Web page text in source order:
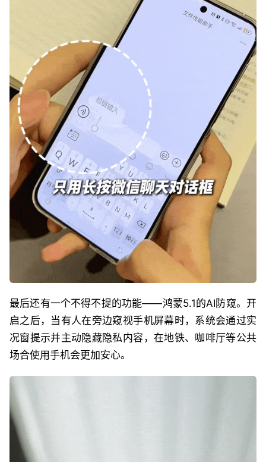
最后还有一个不得不提的功能——鸿蒙5.1的AI防窥。开
启之后，当有人在旁边窥视手机屏幕时，系统会通过实
况窗提示并主动隐藏隐私内容，在地铁、咖啡厅等公共
场合使用手机会更加安心。